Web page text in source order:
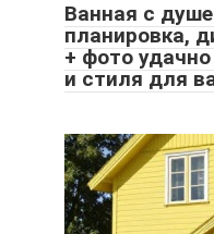
Ванная с
планировка,
+ фото
и стиля для